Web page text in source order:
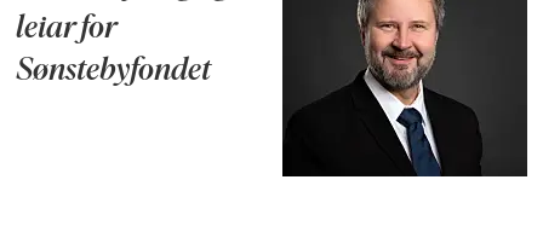
leiar for
Sønstebyfondet